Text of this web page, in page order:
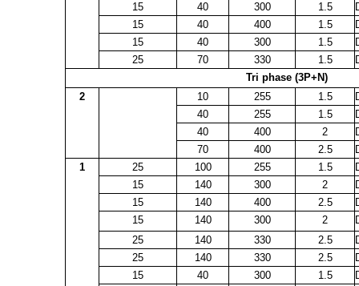
15
40 300 1.5
15
40 400 1.5
15
40 300 1.5
25
70 330 1.5
Tri phase (3P+N)
2
10 255 1.5
40
255 1.5
40
400 2
70
400 2.5
1
25 100 255 1.5
15
140 300 2
15
140 400 2.5
15
140 300 2
25
140 330 2.5
25
140 330 2.5
15
40 300 1.5